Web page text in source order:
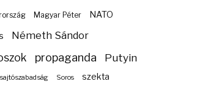
Magyar Péter NATO
Németh Sándor
propaganda Putyin
sajtószabadság Soros szekta